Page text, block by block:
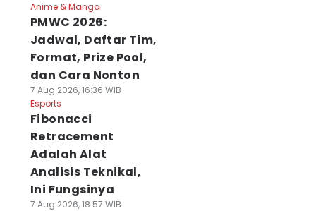
Anime & Manga
PMWC 2026:
Jadwal, Daftar Tim,
Format, Prize Pool,
dan Cara Nonton
7 Aug 2026, 16:36 WIB
Esports
Fibonacci
Retracement
Adalah Alat
Analisis Teknikal,
Ini Fungsinya
7 Aug 2026, 18:57 WIB